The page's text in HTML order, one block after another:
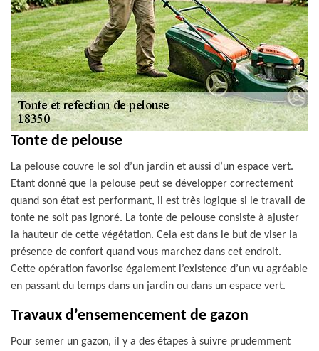
Tonte de pelouse
La pelouse couvre le sol d’un jardin et aussi d’un espace vert.
Etant donné que la pelouse peut se développer correctement
quand son état est performant, il est très logique si le travail de
tonte ne soit pas ignoré. La tonte de pelouse consiste à ajuster
la hauteur de cette végétation. Cela est dans le but de viser la
présence de confort quand vous marchez dans cet endroit.
Cette opération favorise également l’existence d’un vu agréable
en passant du temps dans un jardin ou dans un espace vert.
Travaux d’ensemencement de gazon
Pour semer un gazon, il y a des étapes à suivre prudemment